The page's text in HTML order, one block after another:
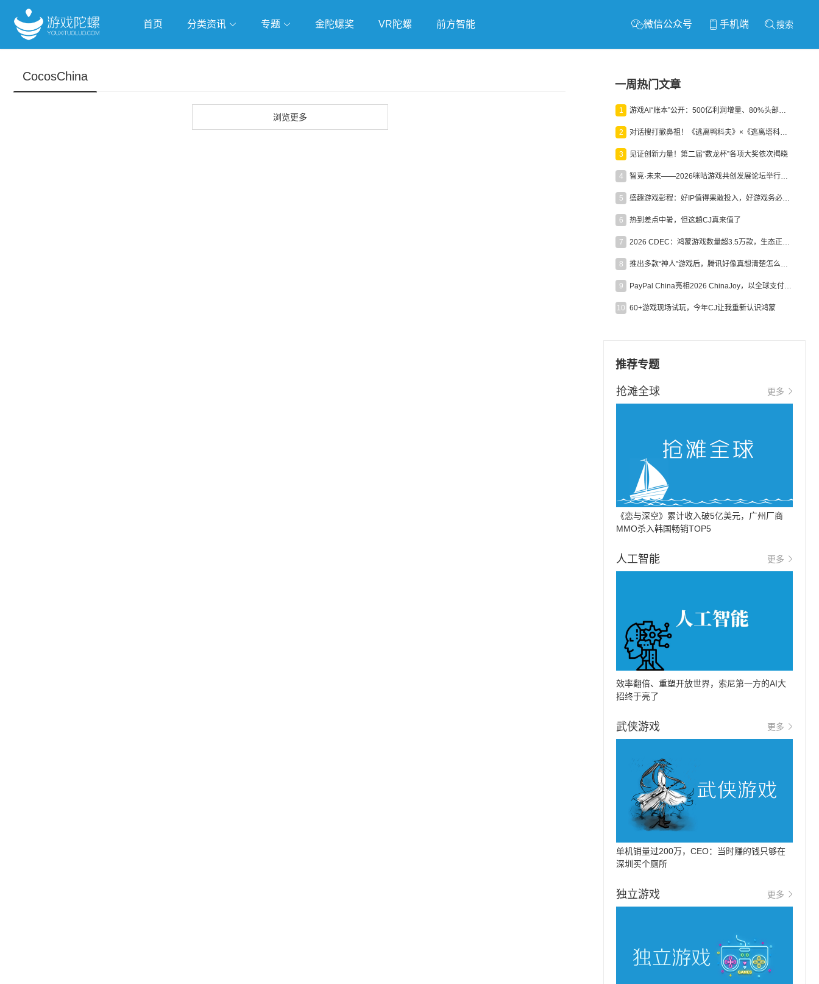
首页 分类资讯 专题 金陀螺奖 VR陀螺 前方智能 微信公众号 手机端 搜索
CocosChina
浏览更多
一周热门文章
1 游戏AI“账本”公开：500亿利润增量、80%头部入局，谁在闷声发财？
2 对话搜打撤鼻祖！《逃离鸭科夫》×《逃离塔科夫》官方线下沙龙落幕
3 见证创新力量！第二届“数龙杯”各项大奖依次揭晓
4 智竞·未来——2026咪咕游戏共创发展论坛举行：聚力精品内容、AI创作与电竞生态，共建高品质益智健康游戏社区
5 盛趣游戏彭程：好IP值得果敢投入，好游戏务必长效经营
6 热到差点中暑，但这趟CJ真来值了
7 2026 CDEC：鸿蒙游戏数量超3.5万款，生态正循环加速产业高质量发展
8 推出多款“神人”游戏后，腾讯好像真想清楚怎么做二次元了
9 PayPal China亮相2026 ChinaJoy，以全球支付能力助力中国游戏企业深化全球运营
10 60+游戏现场试玩，今年CJ让我重新认识鸿蒙
推荐专题
抢滩全球 更多
《恋与深空》累计收入破5亿美元，广州厂商
MMO杀入韩国畅销TOP5
人工智能 更多
效率翻倍、重塑开放世界，索尼第一方的AI大
招终于亮了
武侠游戏 更多
单机销量过200万，CEO：当时赚的钱只够在
深圳买个厕所
独立游戏 更多